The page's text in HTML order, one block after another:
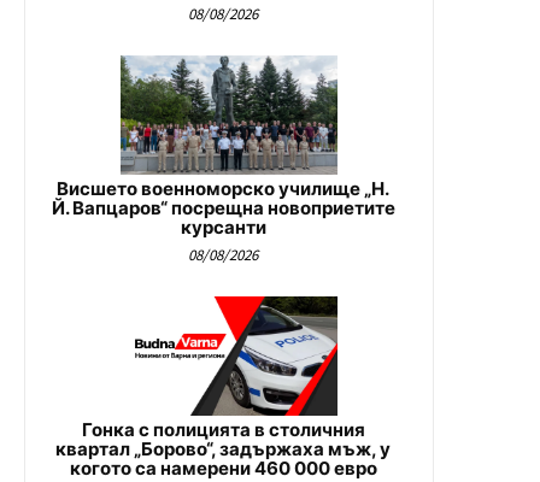
08/08/2026
Висшето военноморско училище „Н.
Й. Вапцаров“ посрещна новоприетите
курсанти
08/08/2026
Гонка с полицията в столичния
квартал „Борово“, задържаха мъж, у
когото са намерени 460 000 евро